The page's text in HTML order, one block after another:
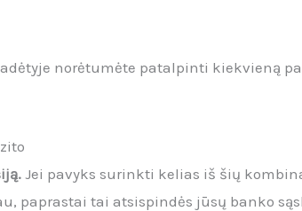
norėtumėte patalpinti kiekvieną
Jei pavyks surinkti kelias iš šių
paprastai tai atsispindės jūsų banko